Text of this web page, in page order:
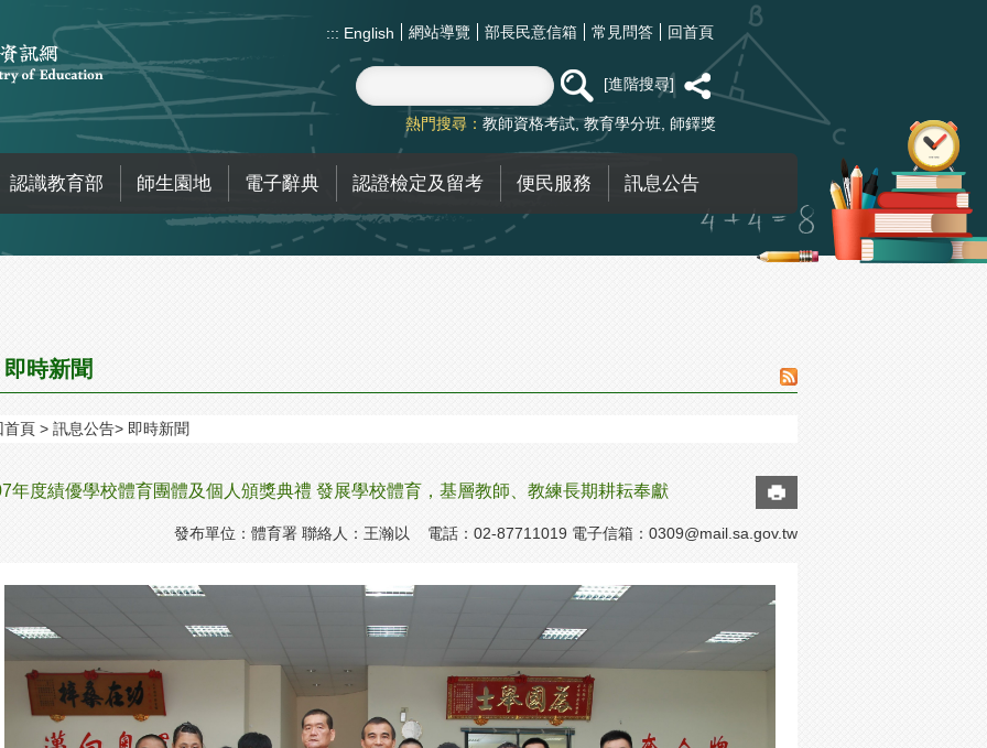
::: English 網站導覽 部長民意信箱 常見問答 回首頁
進階搜尋
熱門搜尋： 教師資格考試 教育學分班 師鐸獎
認識教育部 師生園地 電子辭典 認證檢定及留考 便民服務 訊息公告
即時新聞
首頁 訊息公告 即時新聞
年度績優學校體育團體及個人頒獎典禮 發展學校體育，基層教師、教練長期耕耘奉獻
發布單位：體育署 聯絡人：王瀚以 電話：02-87711019 電子信箱： 0309@mail.sa.gov.tw